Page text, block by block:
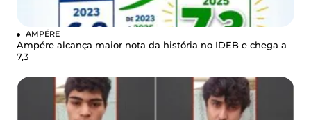
AMPÉRE
Ampére alcança maior nota da história no IDEB e chega a
7,3